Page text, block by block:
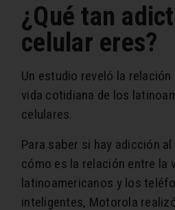
¿Qué tan
celular eres?
Un estudio reveló la
vida cotidiana de los
celulares.
Para saber si hay adicción
cómo es la relación entre la
latinoamericanos y los
inteligentes, Motorola